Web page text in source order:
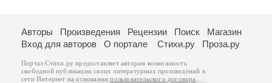
Авторы Произведения Рецензии Поиск
Магазин
Вход для авторов
О портале Стихи.ру Проза.ру
Портал Стихи.ру предоставляет авторам возможность
свободной публикации своих литературных произведений в
сети Интернет на основаниипользовательского договора